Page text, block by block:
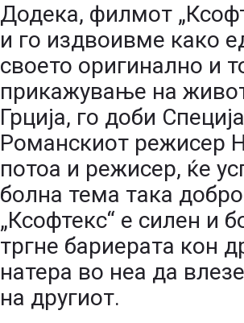
Додека, филмот
и го издвоивме како
своето оригинално и
прикажување на
Грција, го доби
Романскиот режисер
потоа и режисер, ќе
болна тема така
„Ксофтекс“ е силен и
тргне бариерата кон
натера во неа да
на другиот.